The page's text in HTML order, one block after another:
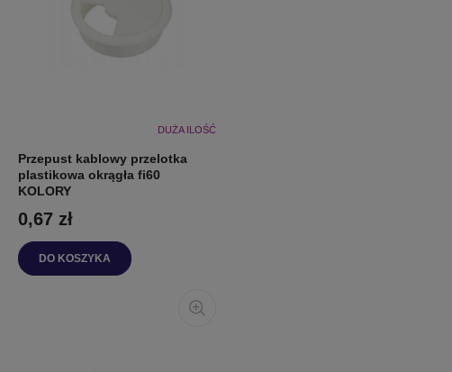
DUŻA ILOŚĆ
Przepust kablowy przelotka
plastikowa okrągła fi60
KOLORY
0,67 zł
DO KOSZYKA